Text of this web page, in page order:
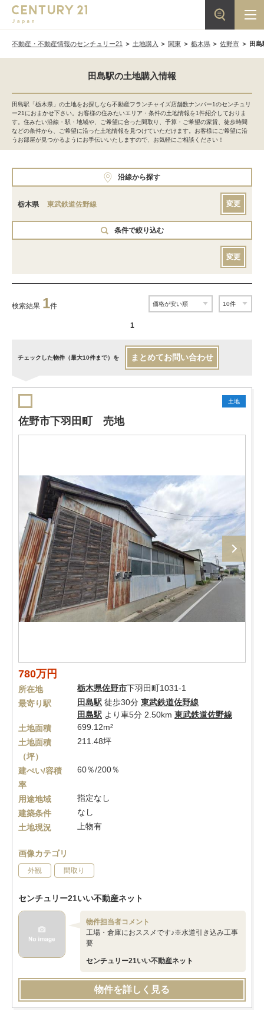
不動産・不動産情報のセンチュリー21 土地購入 関東 栃木県 佐野市 田
田島駅の土地購入情報
田島駅「栃木県」の土地をお探しなら不動産フランチャイズ店舗数ナンバー1のセンチュリ
ー21におまかせ下さい。お客様の住みたいエリア・条件の土地情報を1件紹介しておりま
す。住みたい沿線・駅・地域や、ご希望に合った間取り、予算・ご希望の家賃、徒歩時間
などの条件から、ご希望に沿った土地情報を見つけていただけます。お客様にご希望に沿
うお部屋が見つかるようにお手伝いいたしますので、お気軽にご相談ください！
沿線から探す
栃木県 東武鉄道佐野線 変更
条件で絞り込む
変更
検索結果 1件
1
チェックした物件（最大10件まで）を まとめてお問い合わせ
土地
佐野市下羽田町 売地
780万円
所在地 栃木県佐野市下羽田町1031-1
最寄り駅
田島駅 徒歩30分 東武鉄道佐野線
田島駅 より車5分 2.50km 東武鉄道佐野線
土地面積
699.12m²
土地面積
（坪）
211.48坪
建ぺい/容積
率
60％/200％
用途地域
指定なし
建築条件
なし
土地現況
上物有
画像カテゴリ
外観 間取り
センチュリー21いい不動産ネット
物件担当者コメント
工場・倉庫におススメです♪※水道引き込み工事
要
センチュリー21いい不動産ネット
物件を詳しく見る